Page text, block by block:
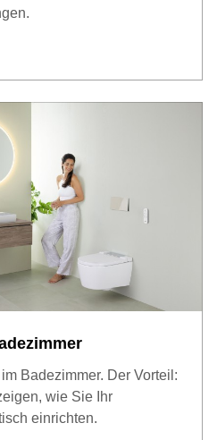
Badezimmer. Der Vorteil:
wie Sie Ihr
einrichten.